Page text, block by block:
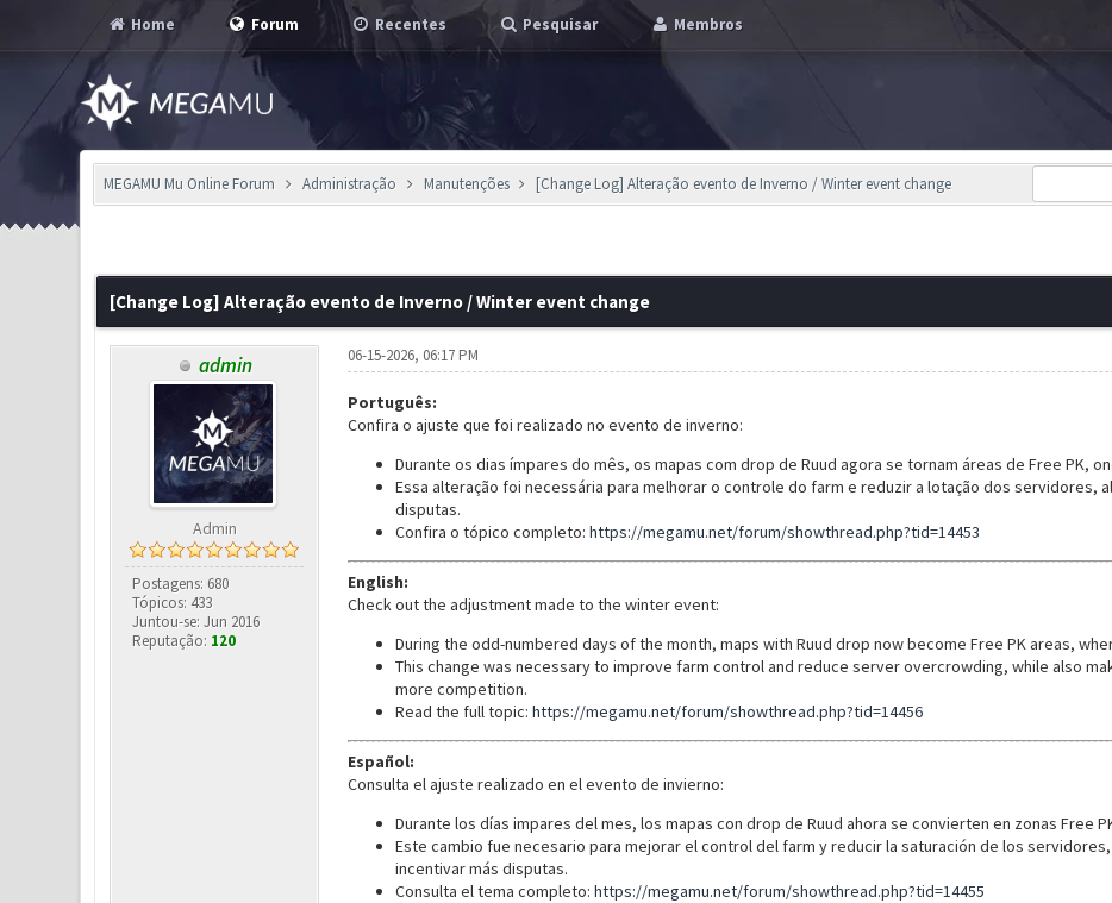
Home Forum Recentes Pesquisar Membros
MEGAMU Mu Online Forum Administração Manutenções [Change Log] Alteração evento de Inverno / Winter event change
[Change Log] Alteração evento de Inverno / Winter event change
admin
Admin
Postagens: 680
Tópicos: 433
Juntou-se: Jun 2016
Reputação: 120
06-15-2026, 06:17 PM
Português:
Confira o ajuste que foi realizado no evento de inverno:
Durante os dias ímpares do mês, os mapas com drop de Ruud agora se tornam áreas de Free PK,
Essa alteração foi necessária para melhorar o controle do farm e reduzir a lotação dos servidores,
disputas.
Confira o tópico completo: https://megamu.net/forum/showthread.php?tid=14453
English:
Check out the adjustment made to the winter event:
During the odd-numbered days of the month, maps with Ruud drop now become Free PK areas,
This change was necessary to improve farm control and reduce server overcrowding, while also
more competition.
Read the full topic: https://megamu.net/forum/showthread.php?tid=14456
Español:
Consulta el ajuste realizado en el evento de invierno:
Durante los días impares del mes, los mapas con drop de Ruud ahora se convierten en zonas Free
Este cambio fue necesario para mejorar el control del farm y reducir la saturación de los
incentivar más disputas.
Consulta el tema completo: https://megamu.net/forum/showthread.php?tid=14455